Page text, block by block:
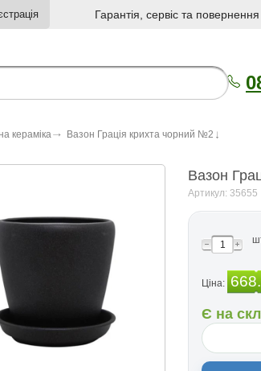
Гарантія, сервіс та
кераміка Вазон Грацiя крихта чорний №2
Вазон
Артикул: 35655
Ціна:
Є на